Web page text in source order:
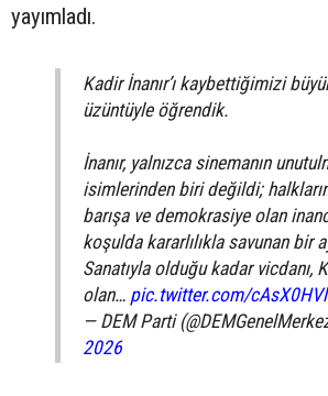
yayımladı.
Kadir İnanır’ı kaybettiğimizi
üzüntüyle öğrendik.
İnanır, yalnızca sinemanın
isimlerinden biri değildi;
barışa ve demokrasiye olan
koşulda kararlılıkla savunan bir
Sanatıyla olduğu kadar vicdanı,
olan… pic.twitter.com/
— DEM Parti
2026